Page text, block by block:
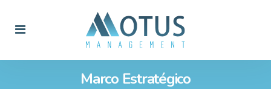
Marco Estratégico